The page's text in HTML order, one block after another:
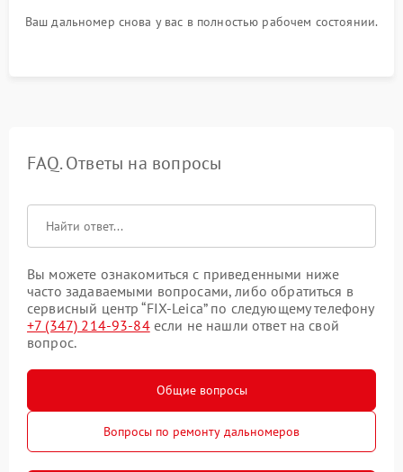
Ваш дальномер снова у вас в полностью рабочем состоянии.
FAQ. Ответы на вопросы
Вы можете ознакомиться с приведенными ниже
часто задаваемыми вопросами, либо обратиться в
сервисный центр “FIX-Leica” по следующему телефону
+7 (347) 214-93-84если не нашли ответ на свой
вопрос.
Общие вопросы
Вопросы по ремонту дальномеров